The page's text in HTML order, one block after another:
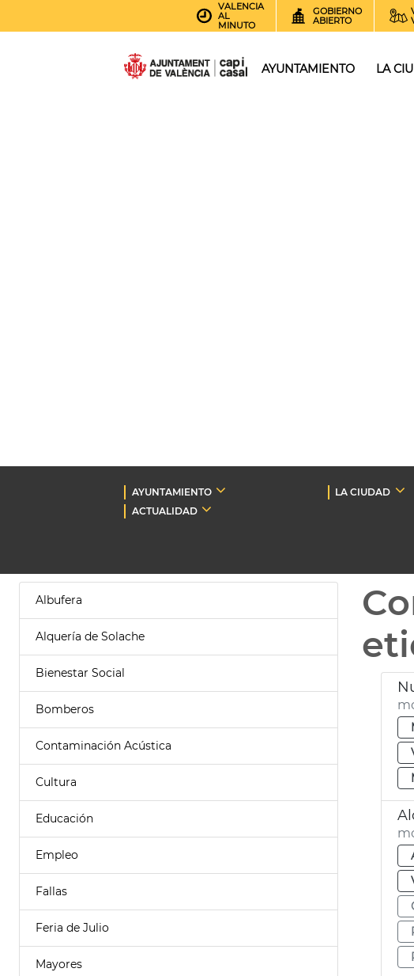
VALENCIA
AL
MINUTO
GOBIERNO
ABIERTO
AYUNTAMIENTO LA
AYUNTAMIENTO LA CIUDAD
ACTUALIDAD
Albufera
Alquería de Solache
Bienestar Social
Bomberos
Contaminación Acústica
Cultura
Educación
Empleo
Fallas
Feria de Julio
Mayores